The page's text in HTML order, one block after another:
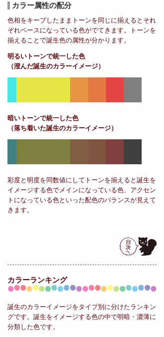
カラー属性の配分
色相をキープしたままトーンを同じに揃えるとそれ
ぞれベースになっている色がでてきます。トーンを
揃えることで誕生色の属性が分かります。
明るいトーンで統一した色
（澄んだ誕生のカラーイメージ）
暗いトーンで統一した色
（落ち着いた誕生のカラーイメージ）
彩度と明度を同数値にしてトーンを揃えると誕生を
イメージする色でメインになっている色、アクセン
トになっている色といった配色のバランスが見えて
きます。
カラーランキング
誕生のカラーイメージをタイプ別に分けたランキン
グです。誕生をイメージする色の中で明暗・濃薄に
分類した色です。